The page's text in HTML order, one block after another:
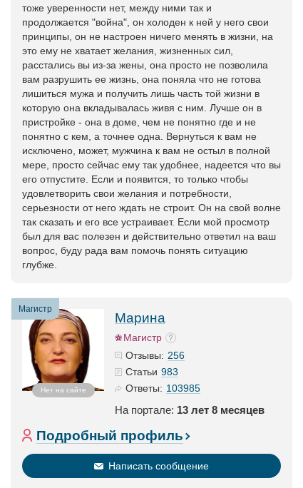
тоже уверенности нет, между ними так и
продолжается "война", он холоден к ней у него свои
принципы, он не настроен ничего менять в жизни, на
это ему не хватает желания, жизненных сил,
расстались вы из-за жены, она просто не позволила
вам разрушить ее жизнь, она поняла что не готова
лишиться мужа и получить лишь часть той жизни в
которую она вкладывалась живя с ним. Лучше он в
пристройке - она в доме, чем не понятно где и не
понятно с кем, а точнее одна. Вернуться к вам не
исключено, может, мужчина к вам не остыл в полной
мере, просто сейчас ему так удобнее, надеется что вы
его отпустите. Если и появится, то только чтобы
удовлетворить свои желания и потребности,
серьезности от него ждать не строит. Он на свой волне
так сказать и его все устраивает. Если мой просмотр
был для вас полезен и действительно ответил на ваш
вопрос, буду рада вам помочь понять ситуацию
глубже.
Магистр
Нет на сайте
Марина
Магистр
Отзывы: 256
Статьи 983
Ответы: 103985
На портале: 13 лет 8 месяцев
Подробный профиль
Написать сообщение